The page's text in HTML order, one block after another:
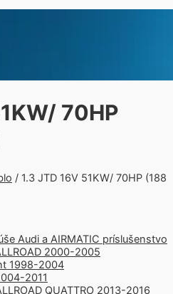
70HP
/ 1.3 JTD 16V 51KW/ 70HP (188
Audi a AIRMATIC príslušenstvo
2000-2005
1998-2004
2011
QUATTRO 2013-2016